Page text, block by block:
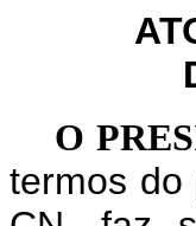
O
termos do